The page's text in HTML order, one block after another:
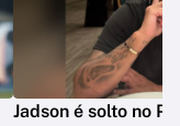
Jadson é solto no